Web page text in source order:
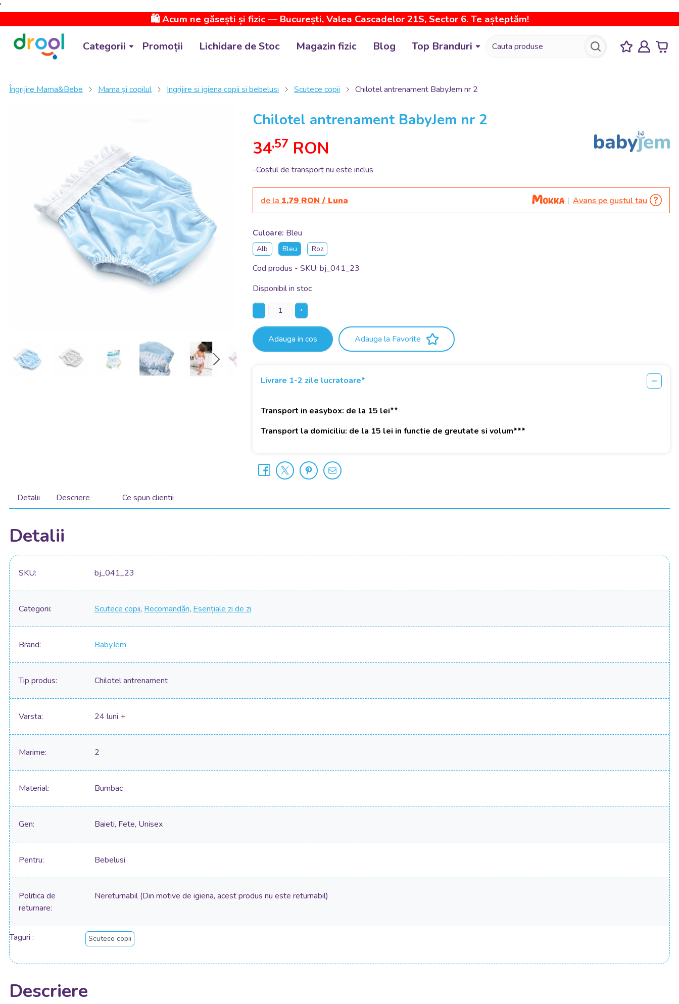
'
🛍️ Acum ne găsești și fizic — București, Valea Cascadelor 21S, Sector 6. Te așteptăm!
Categorii Promoții Lichidare de Stoc Magazin fizic Blog Top Branduri
Îngrijire Mama&Bebe Mama și copilul Ingrijire si igiena copii si bebelusi Scutece copii Chilotel antrenament BabyJem nr 2
Chilotel antrenament BabyJem nr 2
34,57 RON
-Costul de transport nu este inclus
de la 1,79 RON / Luna Avans pe gustul tau
Culoare: Bleu
Alb Bleu Roz
Cod produs - SKU bj_041_23
Disponibil in stoc
− +
Adauga in cos Adauga la Favorite
Livrare 1-2 zile lucratoare*
Transport in easybox: de la 15 lei**
Transport la domiciliu: de la 15 lei in functie de greutate si volum***
Detalii Descriere Ce spun clientii
Detalii
SKU bj_041_23
Categorii Scutece copii, Recomandări, Esențiale zi de zi
Brand BabyJem
Tip produs Chilotel antrenament
Varsta 24 luni +
Marime 2
Material Bumbac
Gen Baieti, Fete, Unisex
Pentru Bebelusi
Politica de
returnare
Nereturnabil (Din motive de igiena, acest produs nu este returnabil)
Taguri Scutece copii
Descriere